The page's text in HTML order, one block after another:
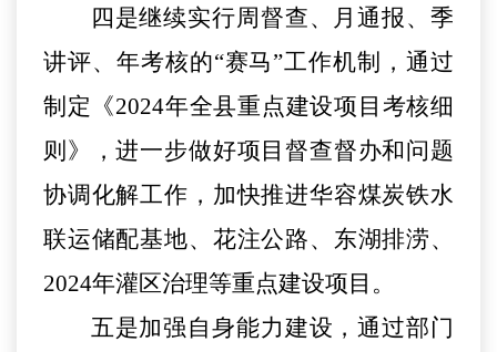
四是继续实行周督查、月通报、季
讲评、年考核的“赛马”工作机制，通过
制定《2024年全县重点建设项目考核细
则》，进一步做好项目督查督办和问题
协调化解工作，加快推进华容煤炭铁水
联运储配基地、花注公路、东湖排涝、
2024年灌区治理等重点建设项目。
五是加强自身能力建设，通过部门